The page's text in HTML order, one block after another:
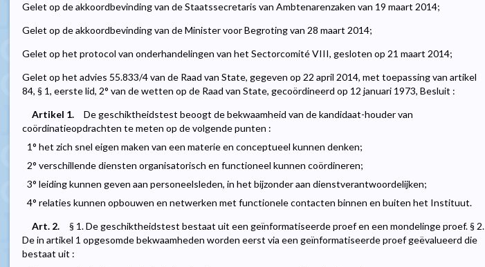
Gelet op de akkoordbevinding van de Staatssecretaris van Ambtenarenzaken van 19 maart 2014;
Gelet op de akkoordbevinding van de Minister voor Begroting van 28 maart 2014;
Gelet op het protocol van onderhandelingen van het Sectorcomité VIII, gesloten op 21 maart 2014;
Gelet op het advies 55.833/4 van de Raad van State, gegeven op 22 april 2014, met toepassing van artikel
84, § 1, eerste lid, 2° van de wetten op de Raad van State, gecoördineerd op 12 januari 1973, Besluit :
Artikel 1.
De geschiktheidstest beoogt de bekwaamheid van de kandidaat-houder van
coördinatieopdrachten te meten op de volgende punten :
1° het zich snel eigen maken van een materie en conceptueel kunnen denken;
2° verschillende diensten organisatorisch en functioneel kunnen coördineren;
3° leiding kunnen geven aan personeelsleden, in het bijzonder aan dienstverantwoordelijken;
4° relaties kunnen opbouwen en netwerken met functionele contacten binnen en buiten het Instituut.
Art. 2.
§ 1. De geschiktheidstest bestaat uit een geïnformatiseerde proef en een mondelinge proef. § 2.
De in artikel 1 opgesomde bekwaamheden worden eerst via een geïnformatiseerde proef geëvalueerd die
bestaat uit :